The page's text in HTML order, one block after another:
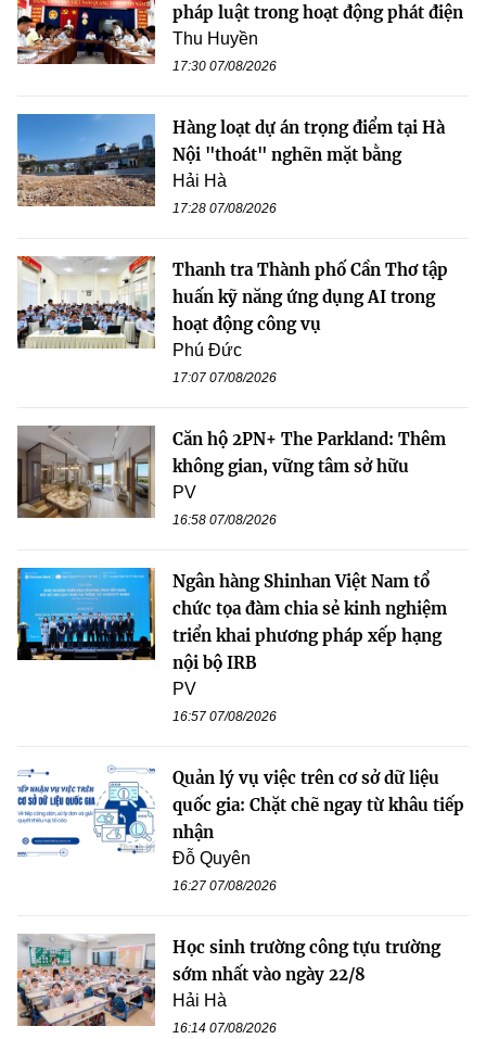
pháp luật trong hoạt động phát điện
Thu Huyền
17:30 07/08/2026
Hàng loạt dự án trọng điểm tại Hà
Nội "thoát" nghẽn mặt bằng
Hải Hà
17:28 07/08/2026
Thanh tra Thành phố Cần Thơ tập
huấn kỹ năng ứng dụng AI trong
hoạt động công vụ
Phú Đức
17:07 07/08/2026
Căn hộ 2PN+ The Parkland: Thêm
không gian, vững tâm sở hữu
PV
16:58 07/08/2026
Ngân hàng Shinhan Việt Nam tổ
chức tọa đàm chia sẻ kinh nghiệm
triển khai phương pháp xếp hạng
nội bộ IRB
PV
16:57 07/08/2026
Quản lý vụ việc trên cơ sở dữ liệu
quốc gia: Chặt chẽ ngay từ khâu tiếp
nhận
Đỗ Quyên
16:27 07/08/2026
Học sinh trường công tựu trường
sớm nhất vào ngày 22/8
Hải Hà
16:14 07/08/2026